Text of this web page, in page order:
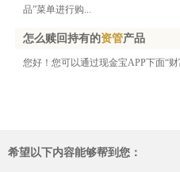
品”菜单进行购...
怎么赎回持有的资管产品
您好！您可以通过现金宝APP下面“
希望以下内容能够帮到您：